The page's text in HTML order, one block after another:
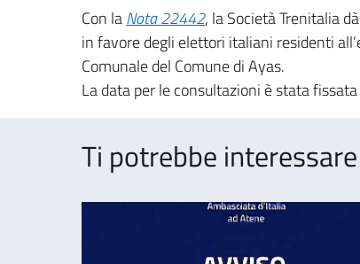
Con laNota 22442, la Società Trenitalia
in favore degli elettori italiani residenti
Comunale del Comune di Ayas.
La data per le consultazioni è stata
Ti potrebbe